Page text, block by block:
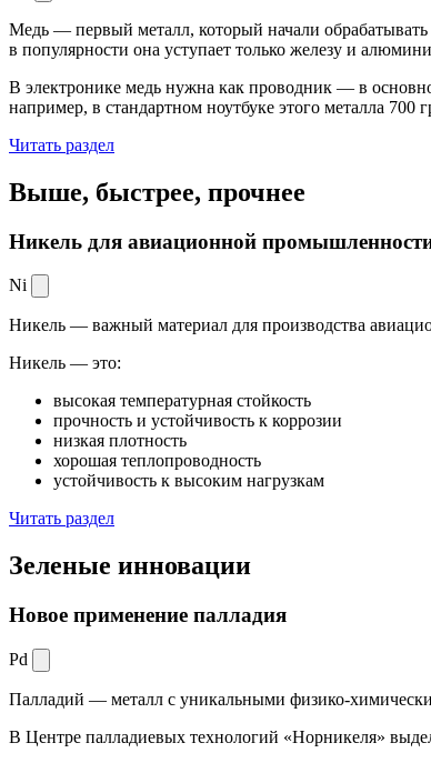
Медь — первый металл, который начали
в популярности она уступает только железу и
В электронике медь нужна как проводник — в
например, в стандартном ноутбуке этого металла 700
Читать раздел
Выше, быстрее, прочнее
Никель для авиационной
Ni
Никель — важный материал для производства
Никель — это:
высокая температурная стойкость
прочность и устойчивость к коррозии
низкая плотность
хорошая теплопроводность
устойчивость к высоким нагрузкам
Читать раздел
Зеленые инновации
Новое применение палладия
Pd
Палладий — металл с уникальными физико-
В Центре палладиевых технологий «Норникеля»